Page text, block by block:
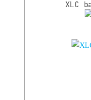
XLC